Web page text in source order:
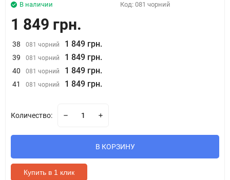
В наличии Код: 081 чорний
1 849 грн.
38 081 чорний 1 849 грн.
39 081 чорний 1 849 грн.
40 081 чорний 1 849 грн.
41 081 чорний 1 849 грн.
Количество:
В КОРЗИНУ
Купить в 1 клик